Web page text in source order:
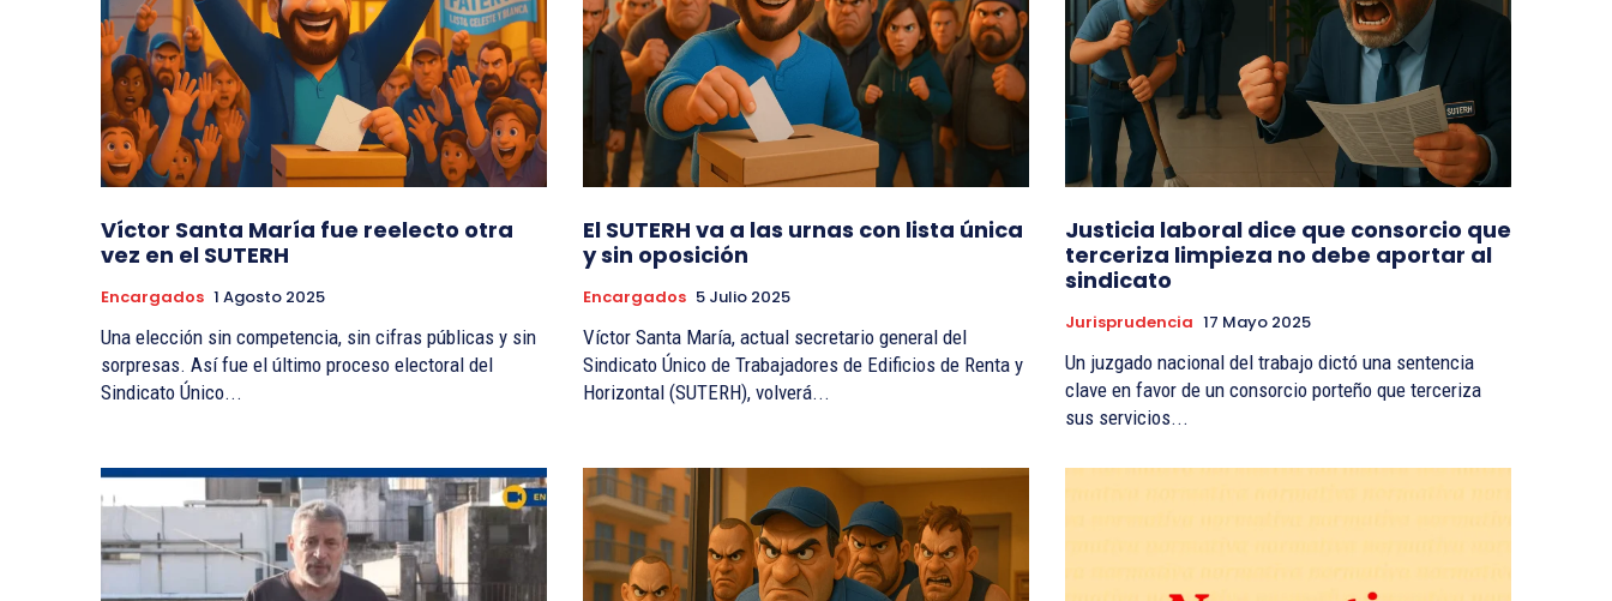
Víctor Santa María fue reelecto otra
vez en el SUTERH
Encargados 1 Agosto 2025
Una elección sin competencia, sin cifras públicas y sin
sorpresas. Así fue el último proceso electoral del
Sindicato Único...
El SUTERH va a las urnas con lista única
y sin oposición
Encargados 5 Julio 2025
Víctor Santa María, actual secretario general del
Sindicato Único de Trabajadores de Edificios de Renta y
Horizontal (SUTERH), volverá...
Justicia laboral dice que consorcio que
terceriza limpieza no debe aportar al
sindicato
Jurisprudencia 17 Mayo 2025
Un juzgado nacional del trabajo dictó una sentencia
clave en favor de un consorcio porteño que terceriza
sus servicios...